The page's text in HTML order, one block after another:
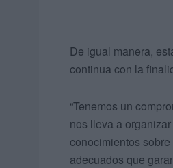
De igual manera,
continua con la
“Tenemos un
nos lleva a
conocimientos
adecuados que